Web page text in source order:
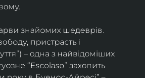
знайомих шедеврів.
пристрасть і
– одна з найвідоміших
“Escolaso” захопить